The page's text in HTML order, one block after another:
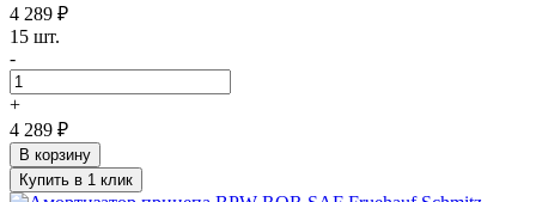
4 289 ₽
15 шт.
-
+
4 289 ₽
В корзину
Купить в 1 клик